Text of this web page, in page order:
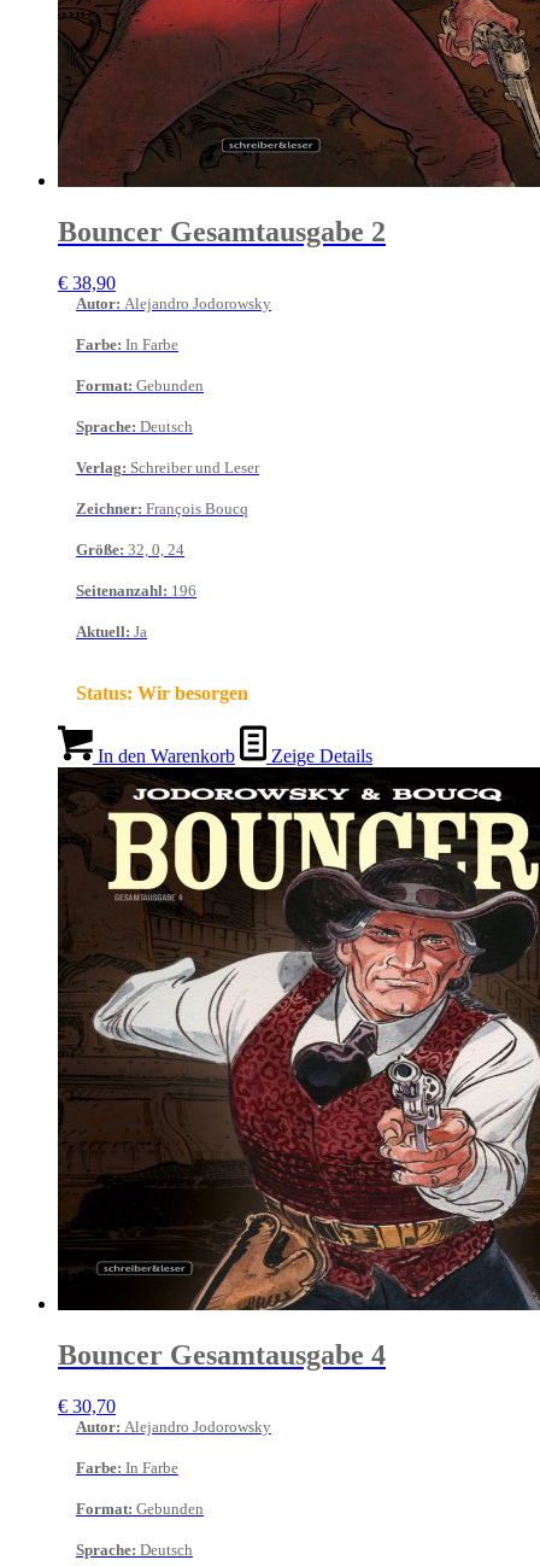
Bouncer Gesamtausgabe 2
€ 38,90
Autor: Alejandro Jodorowsky
Farbe: In Farbe
Format: Gebunden
Sprache: Deutsch
Verlag: Schreiber und Leser
Zeichner: François Boucq
Größe: 32, 0, 24
Seitenanzahl: 196
Aktuell: Ja
Status: Wir besorgen
In den Warenkorb Zeige Details
Bouncer Gesamtausgabe 4
€ 30,70
Autor: Alejandro Jodorowsky
Farbe: In Farbe
Format: Gebunden
Sprache: Deutsch